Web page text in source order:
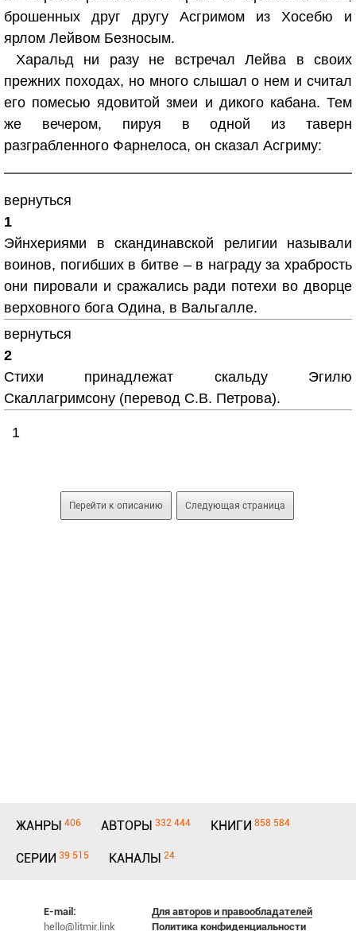
брошенных друг другу Асгримом из Хосебю и
ярлом Лейвом Безносым.
Харальд ни разу не встречал Лейва в своих
прежних походах, но много слышал о нем и считал
его помесью ядовитой змеи и дикого кабана. Тем
же вечером, пируя в одной из таверн
разграбленного Фарнелоса, он сказал Асгриму:
вернуться
1
Эйнхериями в скандинавской религии называли
воинов, погибших в битве – в награду за храбрость
они пировали и сражались ради потехи во дворце
верховного бога Одина, в Вальгалле.
вернуться
2
Стихи принадлежат скальду Эгилю
Скаллагримсону (перевод С.В. Петрова).
1
Перейти к описанию Следующая страница
ЖАНРЫ 406 АВТОРЫ 332 444 КНИГИ 858 584
СЕРИИ 39 515 КАНАЛЫ 24
E-mail:
hello@litmir.link
Для авторов и правообладателей
Политика конфиденциальности